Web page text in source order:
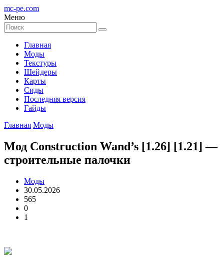
mc-pe.com
Меню
Главная
Моды
Текстуры
Шейдеры
Карты
Сиды
Последняя версия
Гайды
Главная Моды
Мод Construction Wand’s [1.26] [1.21] —
строительные палочки
Моды
30.05.2026
565
0
1